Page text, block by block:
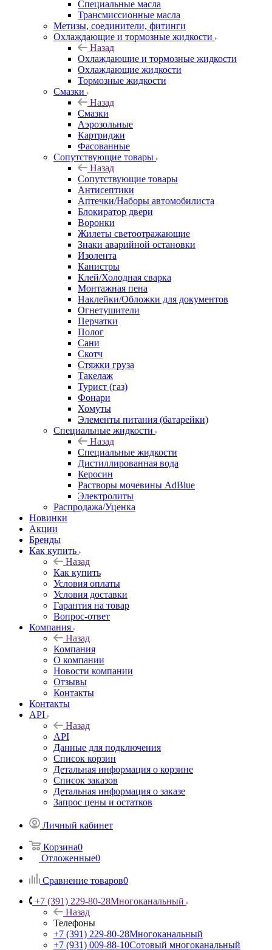
Специальные масла
Трансмиссионные масла
Метизы, соединители, фитинги
Охлаждающие и тормозные жидкости
Назад
Охлаждающие и тормозные жидкости
Охлаждающие жидкости
Тормозные жидкости
Смазки
Назад
Смазки
Аэрозольные
Картриджи
Фасованные
Сопутствующие товары
Назад
Сопутствующие товары
Антисептики
Аптечки/Наборы автомобилиста
Блокиратор двери
Воронки
Жилеты светоотражающие
Знаки аварийной остановки
Изолента
Канистры
Клей/Холодная сварка
Монтажная пена
Наклейки/Обложки для документов
Огнетушители
Перчатки
Полог
Сани
Скотч
Стяжки груза
Такелаж
Турист (газ)
Фонари
Хомуты
Элементы питания (батарейки)
Специальные жидкости
Назад
Специальные жидкости
Дистиллированная вода
Керосин
Растворы мочевины AdBlue
Электролиты
Распродажа/Уценка
Новинки
Акции
Бренды
Как купить
Назад
Как купить
Условия оплаты
Условия доставки
Гарантия на товар
Вопрос-ответ
Компания
Назад
Компания
О компании
Новости компании
Отзывы
Контакты
Контакты
API
Назад
API
Данные для подключения
Список корзин
Детальная информация о корзине
Список заказов
Детальная информация о заказе
Запрос цены и остатков
Личный кабинет
Корзина0
Отложенные0
Сравнение товаров0
+7 (391) 229-80-28Многоканальный
Назад
Телефоны
+7 (391) 229-80-28Многоканальный
+7 (931) 009-88-10Сотовый многоканальный